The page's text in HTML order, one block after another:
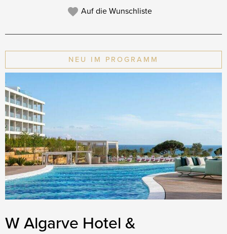
Auf die Wunschliste
NEU IM PROGRAMM
W Algarve Hotel &